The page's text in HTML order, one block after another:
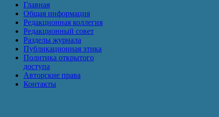
Главная
Общая информация
Редакционная коллегия
Редакционный совет
Разделы журнала
Публикационная этика
Политика открытого
доступа
Авторские права
Контакты